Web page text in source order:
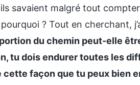
savaient malgré tout
? Tout en cherchant,
du chemin peut-elle
tu dois endurer toutes les
cette façon que tu peux bien